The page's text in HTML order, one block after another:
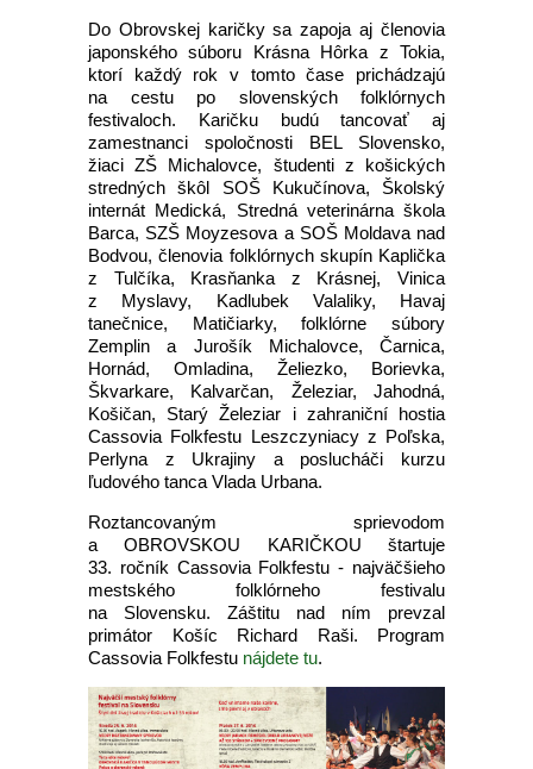
Do Obrovskej karičky sa zapoja aj členovia
japonského súboru Krásna Hôrka z Tokia,
ktorí každý rok v tomto čase prichádzajú
na cestu po slovenských folklórnych
festivaloch. Karičku budú tancovať aj
zamestnanci spoločnosti BEL Slovensko,
žiaci ZŠ Michalovce, študenti z košických
stredných škôl SOŠ Kukučínova, Školský
internát Medická, Stredná veterinárna škola
Barca, SZŠ Moyzesova a SOŠ Moldava nad
Bodvou, členovia folklórnych skupín Kaplička
z Tulčíka, Krasňanka z Krásnej, Vinica
z Myslavy, Kadlubek Valaliky, Havaj
tanečnice, Matičiarky, folklórne súbory
Zemplin a Jurošík Michalovce, Čarnica,
Hornád, Omladina, Želiezko, Borievka,
Škvarkare, Kalvarčan, Železiar, Jahodná,
Košičan, Starý Železiar i zahraniční hostia
Cassovia Folkfestu Leszczyniacy z Poľska,
Perlyna z Ukrajiny a poslucháči kurzu
ľudového tanca Vlada Urbana.
Roztancovaným sprievodom
a OBROVSKOU KARIČKOU štartuje
33. ročník Cassovia Folkfestu - najväčšieho
mestského folklórneho festivalu
na Slovensku. Záštitu nad ním prevzal
primátor Košíc Richard Raši. Program
Cassovia Folkfestu nájdete tu.